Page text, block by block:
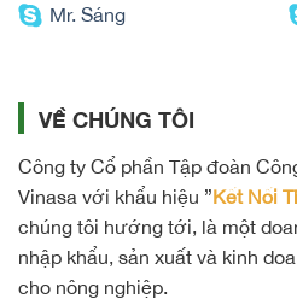
Mr. Sáng
VỀ CHÚNG TÔI
Công ty Cổ phần Tập đoàn
Vinasa với khẩu hiệu ”Kết Nối
chúng tôi hướng tới, là một
nhập khẩu, sản xuất và kinh
cho nông nghiệp.